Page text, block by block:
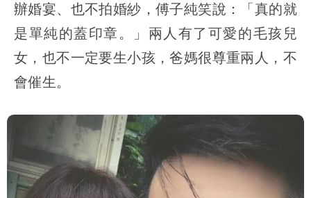
辦婚宴、也不拍婚紗，傅子純笑說：「真的就
是單純的蓋印章。」兩人有了可愛的毛孩兒
女，也不一定要生小孩，爸媽很尊重兩人，不
會催生。